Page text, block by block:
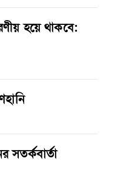
হয়ে থাকবে:
সতর্কবার্তা